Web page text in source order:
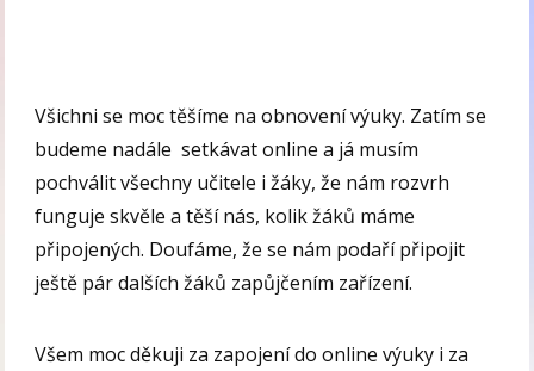
Všichni se moc těšíme na obnovení výuky. Zatím se
budeme nadále setkávat online a já musím
pochválit všechny učitele i žáky, že nám rozvrh
funguje skvěle a těší nás, kolik žáků máme
připojených. Doufáme, že se nám podaří připojit
ještě pár dalších žáků zapůjčením zařízení.
Všem moc děkuji za zapojení do online výuky i za